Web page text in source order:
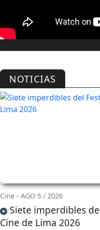
NOTICIAS
Cine - AGO 5 / 2026
Siete imperdibles
Cine de Lima 2026